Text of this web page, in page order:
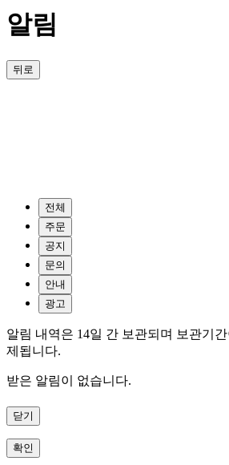
알림
뒤로
전체
주문
공지
문의
안내
광고
알림 내역은 14일 간 보관되며 보관기
제됩니다.
받은 알림이 없습니다.
닫기
확인